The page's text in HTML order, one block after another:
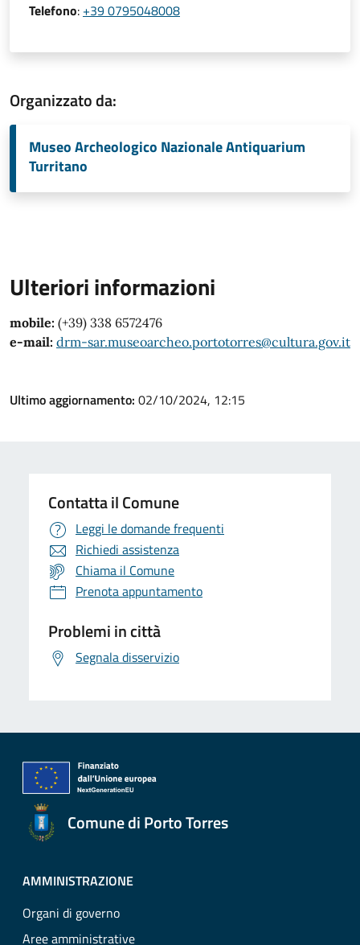
Telefono: +39 0795048008
Organizzato da:
Museo Archeologico Nazionale Antiquarium
Turritano
Ulteriori informazioni
mobile: (+39) 338 6572476
e-mail: drm-sar.museoarcheo.portotorres@cultura.gov.it
Ultimo aggiornamento: 02/10/2024, 12:15
Contatta il Comune
Leggi le domande frequenti
Richiedi assistenza
Chiama il Comune
Prenota appuntamento
Problemi in città
Segnala disservizio
Comune di Porto Torres
AMMINISTRAZIONE
Organi di governo
Aree amministrative